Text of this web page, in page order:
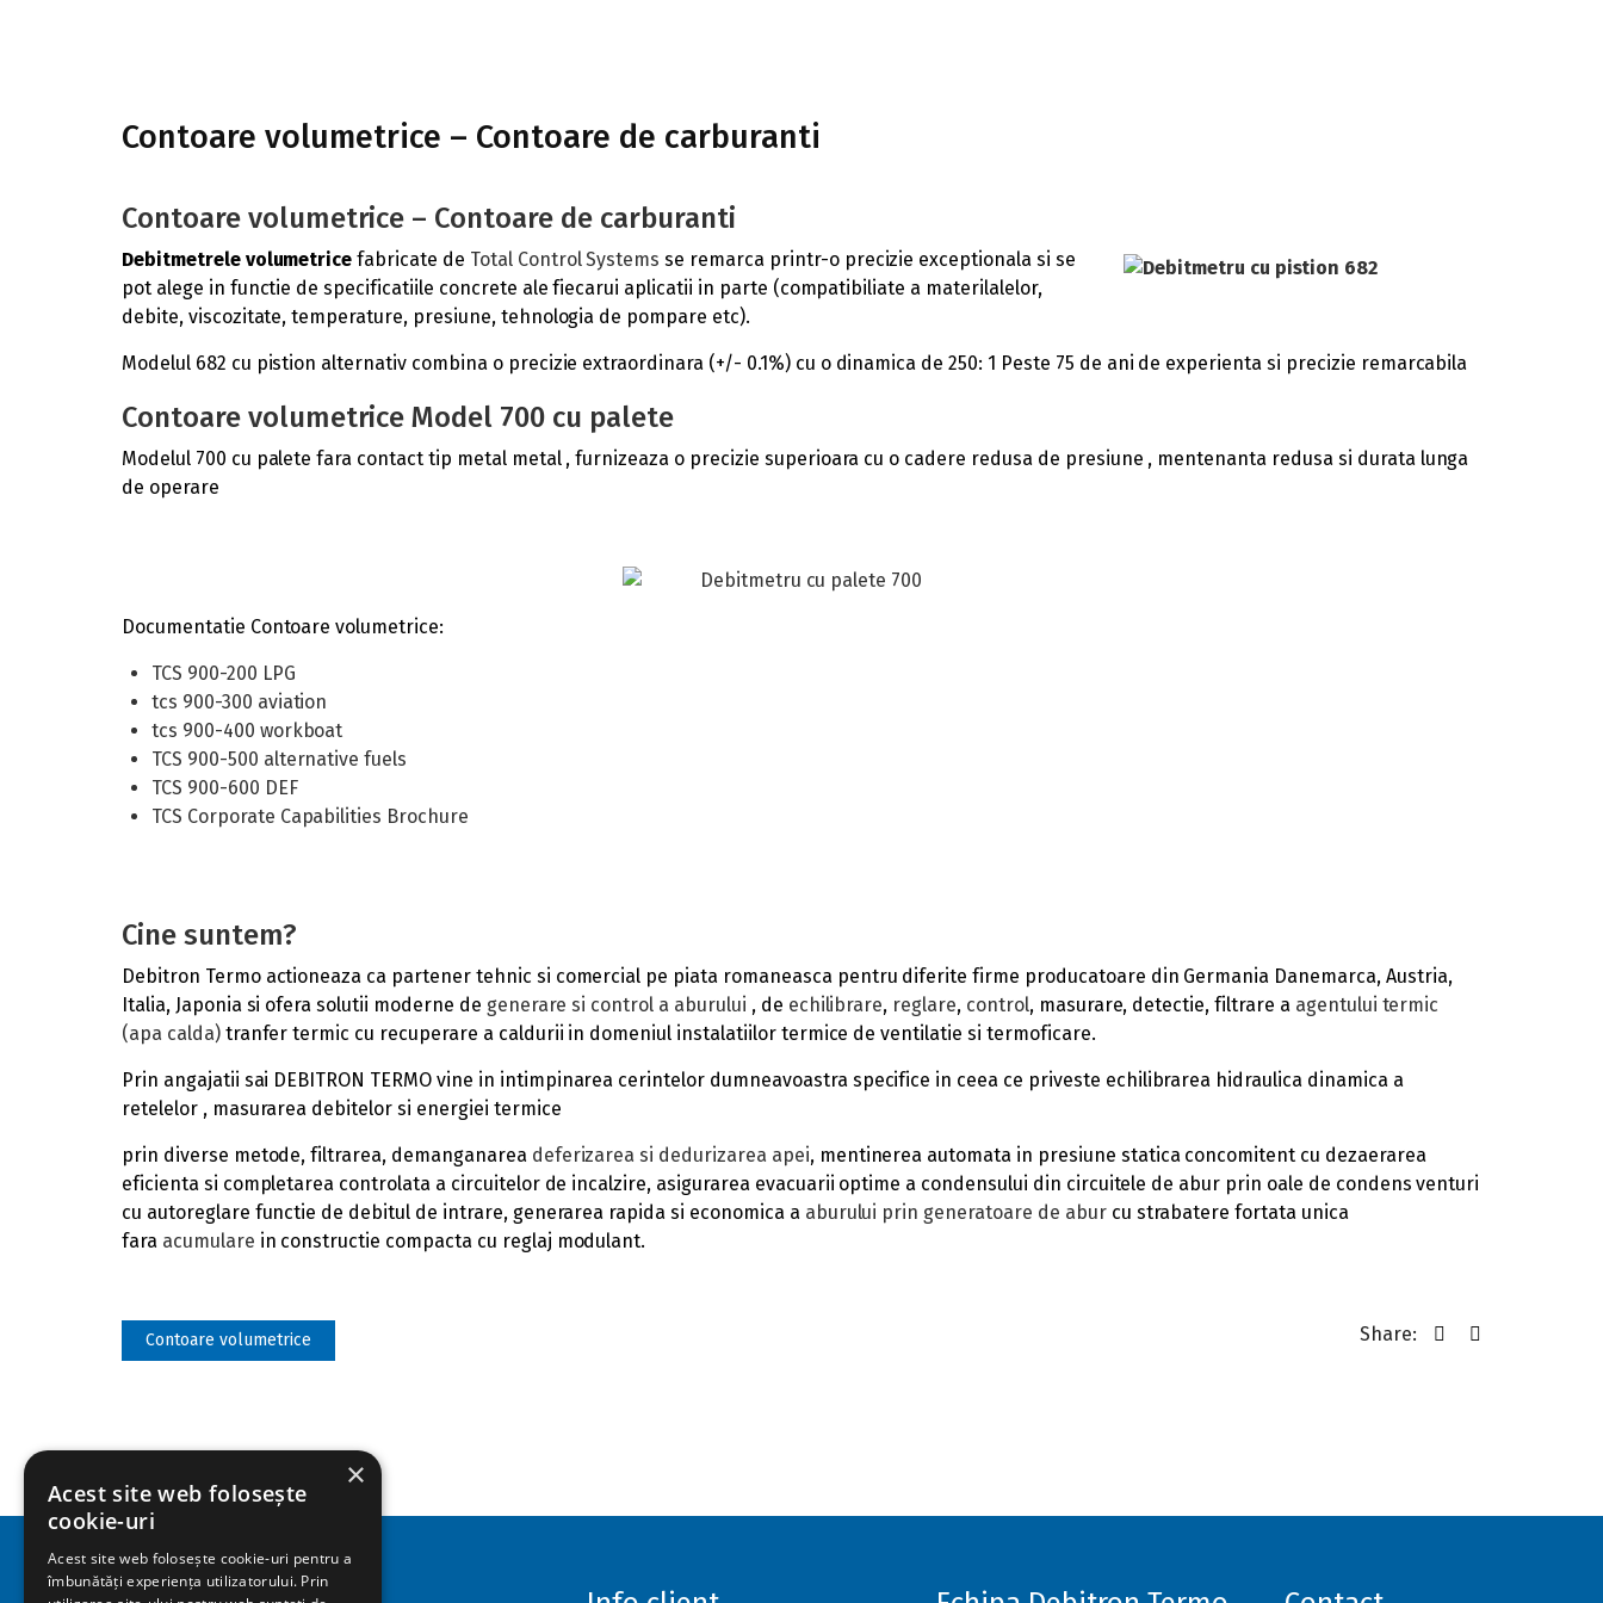
Contoare volumetrice – Contoare de carburanti
Contoare volumetrice – Contoare de carburanti
Debitmetrele volumetrice fabricate de Total Control Systems se remarca printr-o precizie exceptionala si se
pot alege in functie de specificatiile concrete ale fiecarui aplicatii in parte (compatibiliate a materilalelor,
debite, viscozitate, temperature, presiune, tehnologia de pompare etc).
Modelul 682 cu pistion alternativ combina o precizie extraordinara (+/- 0.1%) cu o dinamica de 250: 1 Peste 75 de ani de experienta si precizie remarcabila
Contoare volumetrice Model 700 cu palete
Modelul 700 cu palete fara contact tip metal metal , furnizeaza o precizie superioara cu o cadere redusa de presiune , mentenanta redusa si durata lunga
de operare
Documentatie Contoare volumetrice:
TCS 900-200 LPG
tcs 900-300 aviation
tcs 900-400 workboat
TCS 900-500 alternative fuels
TCS 900-600 DEF
TCS Corporate Capabilities Brochure
Cine suntem?
Debitron Termo actioneaza ca partener tehnic si comercial pe piata romaneasca pentru diferite firme producatoare din Germania Danemarca, Austria,
Italia, Japonia si ofera solutii moderne de generare si control a aburului , de echilibrare, reglare, control, masurare, detectie, filtrare a agentului termic
(apa calda)tranfer termic cu recuperare a caldurii in domeniul instalatiilor termice de ventilatie si termoficare.
Prin angajatii sai DEBITRON TERMO vine in intimpinarea cerintelor dumneavoastra specifice in ceea ce priveste echilibrarea hidraulica dinamica a
retelelor , masurarea debitelor si energiei termice
prin diverse metode, filtrarea, demanganarea deferizarea si dedurizarea apei, mentinerea automata in presiune statica concomitent cu dezaerarea
eficienta si completarea controlata a circuitelor de incalzire, asigurarea evacuarii optime a condensului din circuitele de abur prin oale de condens venturi
cu autoreglare functie de debitul de intrare, generarea rapida si economica a aburului prin generatoare de aburcu strabatere fortata unica
fara acumulare in constructie compacta cu reglaj modulant.
Contoare volumetrice Share:
×
Acest site web folosește
cookie-uri
Acest site web folosește cookie-uri pentru a
îmbunătăți experiența utilizatorului. Prin